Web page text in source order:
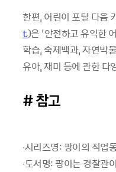
한편, 어린이 포털 다음
t)은 ‘안전하고 유익한
학습, 숙제백과, 자연박
유아, 재미 등에 관한 다
# 참고
∙시리즈명: 팡이의 직업
∙도서명: 팡이는 경찰관